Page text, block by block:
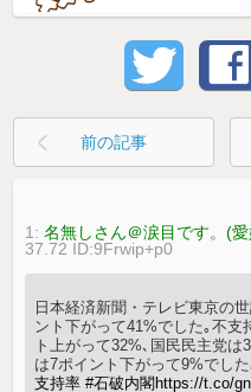
前の記事
1:名無しさん＠涙目です。(愛
37.72 ID:9Frwip+p0
日本経済新聞・テレビ東京の
ント下がって41%でした｡不支
ト上がって32%､国民民主党
は7ポイント下がって9%でし
支持率 #石破内閣 https://t.co/